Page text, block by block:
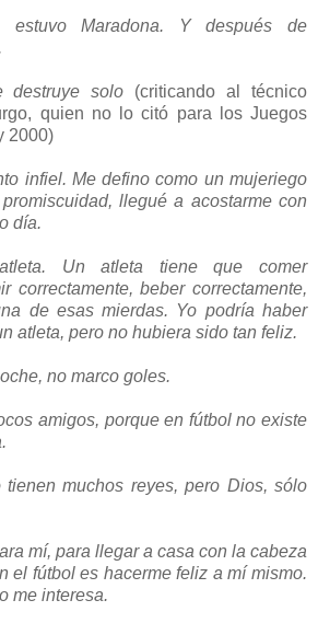
Maradona. Y después de
destruye solo (criticando al técnico
quien no lo citó para los Juegos
2000)
infiel. Me defino como un mujeriego
llegué a acostarme con
día.
Un atleta tiene que comer
correctamente, beber correctamente,
de esas mierdas. Yo podría haber
atleta, pero no hubiera sido tan feliz.
no marco goles.
amigos, porque en fútbol no existe
muchos reyes, pero Dios, sólo
mí, para llegar a casa con la cabeza
el fútbol es hacerme feliz a mí mismo.
me interesa.